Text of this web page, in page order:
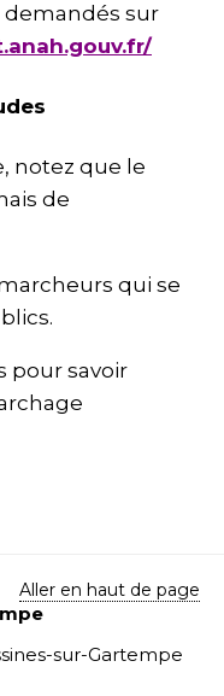
sur
notez que le
de
qui se
pour savoir
Aller en haut de page
sur-Gartempe